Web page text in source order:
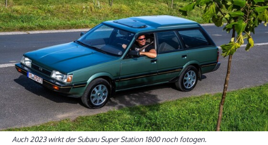
Auch 2023 wirkt der Subaru Super Station 1800 noch fotogen.